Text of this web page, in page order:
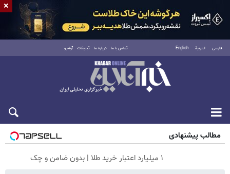
فارسی العربية English تماس با ما درباره ما تبلیغات آرشیو
جمعه ۱۶ مرداد ۱۴۰۵
مطالب پیشنهادی
۱ میلیارد اعتبار خرید طلا | بدون ضامن و چک
×